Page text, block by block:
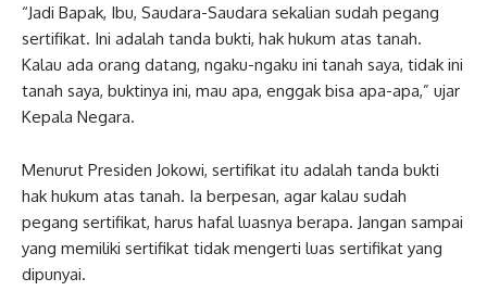
“Jadi Bapak, Ibu, Saudara-Saudara sekalian sudah pegang
sertifikat. Ini adalah tanda bukti, hak hukum atas tanah.
Kalau ada orang datang, ngaku-ngaku ini tanah saya, tidak ini
tanah saya, buktinya ini, mau apa, enggak bisa apa-apa,” ujar
Kepala Negara.
Menurut Presiden Jokowi, sertifikat itu adalah tanda bukti
hak hukum atas tanah. Ia berpesan, agar kalau sudah
pegang sertifikat, harus hafal luasnya berapa. Jangan sampai
yang memiliki sertifikat tidak mengerti luas sertifikat yang
dipunyai.